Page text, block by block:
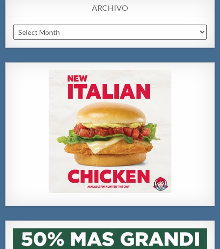
ARCHIVO
Archivo